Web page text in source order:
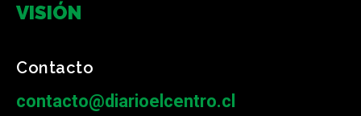
VISIÓN
Contacto
contacto@diarioelcentro.cl